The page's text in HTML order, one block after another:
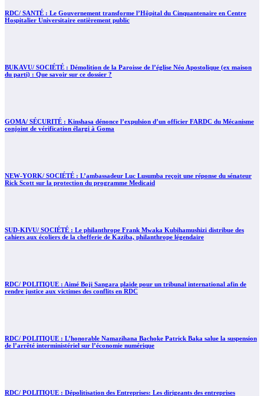
RDC/ SANTÉ : Le Gouvernement transforme l’Hôpital du Cinquantenaire en Centre
Hospitalier Universitaire entièrement public
BUKAVU/ SOCIÉTÉ : Démolition de la Paroisse de l’église Néo Apostolique (ex maison
du parti) : Que savoir sur ce dossier ?
GOMA/ SÉCURITÉ : Kinshasa dénonce l’expulsion d’un officier FARDC du Mécanisme
conjoint de vérification élargi à Goma
NEW-YORK/ SOCIÉTÉ : L’ambassadeur Luc Lusumba reçoit une réponse du sénateur
Rick Scott sur la protection du programme Medicaid
SUD-KIVU/ SOCIÉTÉ : Le philanthrope Frank Mwaka Kubihamushizi distribue des
cahiers aux écoliers de la chefferie de Kaziba, philanthrope légendaire
RDC/ POLITIQUE : Aimé Boji Sangara plaide pour un tribunal international afin de
rendre justice aux victimes des conflits en RDC
RDC/ POLITIQUE : L’honorable Namazihana Bachoke Patrick Baka salue la suspension
de l’arrêté interministériel sur l’économie numérique
RDC/ POLITIQUE : Dépolitisation des Entreprises: Les dirigeants des entreprises